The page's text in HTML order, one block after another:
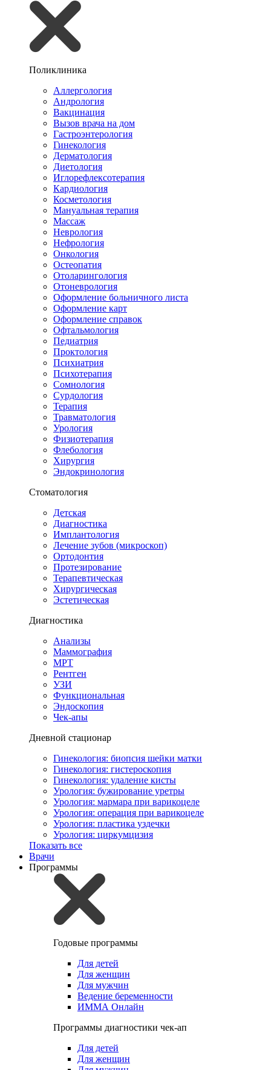
Поликлиника
Аллергология
Андрология
Вакцинация
Вызов врача на дом
Гастроэнтерология
Гинекология
Дерматология
Диетология
Иглорефлексотерапия
Кардиология
Косметология
Мануальная терапия
Массаж
Неврология
Нефрология
Онкология
Остеопатия
Отоларингология
Отоневрология
Оформление больничного листа
Оформление карт
Оформление справок
Офтальмология
Педиатрия
Проктология
Психиатрия
Психотерапия
Сомнология
Сурдология
Терапия
Травматология
Урология
Физиотерапия
Флебология
Хирургия
Эндокринология
Стоматология
Детская
Диагностика
Имплантология
Лечение зубов (микроскоп)
Ортодонтия
Протезирование
Терапевтическая
Хирургическая
Эстетическая
Диагностика
Анализы
Маммография
МРТ
Рентген
УЗИ
Функциональная
Эндоскопия
Чек-апы
Дневной стационар
Гинекология: биопсия шейки матки
Гинекология: гистероскопия
Гинекология: удаление кисты
Урология: бужирование уретры
Урология: мармара при варикоцеле
Урология: операция при варикоцеле
Урология: пластика уздечки
Урология: циркумцизия
Показать все
Врачи
Программы
Годовые программы
Для детей
Для женщин
Для мужчин
Ведение беременности
ИММА Онлайн
Программы диагностики чек-ап
Для детей
Для женщин